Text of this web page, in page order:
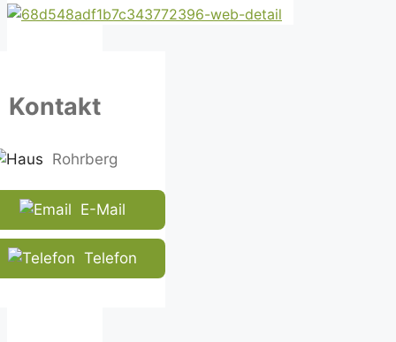
Kontakt
Rohrberg
E-Mail
Telefon